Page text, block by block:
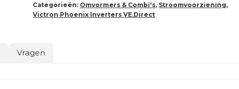
Categorieën: Omvormers & Combi's, Stroomvoorziening,
Victron Phoenix Inverters VE.Direct
Vragen